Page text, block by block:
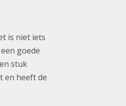
is niet iets
goede
stuk
en heeft de